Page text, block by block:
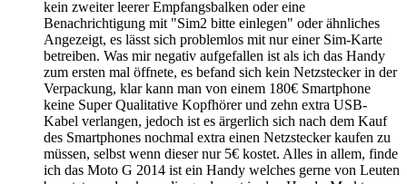
kein zweiter leerer Empfangsbalken oder eine
Benachrichtigung mit "Sim2 bitte einlegen" oder ähnliches
Angezeigt, es lässt sich problemlos mit nur einer Sim-Karte
betreiben. Was mir negativ aufgefallen ist als ich das Handy
zum ersten mal öffnete, es befand sich kein Netzstecker in der
Verpackung, klar kann man von einem 180€ Smartphone
keine Super Qualitative Kopfhörer und zehn extra USB-
Kabel verlangen, jedoch ist es ärgerlich sich nach dem Kauf
des Smartphones nochmal extra einen Netzstecker kaufen zu
müssen, selbst wenn dieser nur 5€ kostet. Alles in allem, finde
ich das Moto G 2014 ist ein Handy welches gerne von Leuten